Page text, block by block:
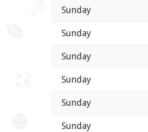
Sunday
Sunday
Sunday
Sunday
Sunday
Sunday